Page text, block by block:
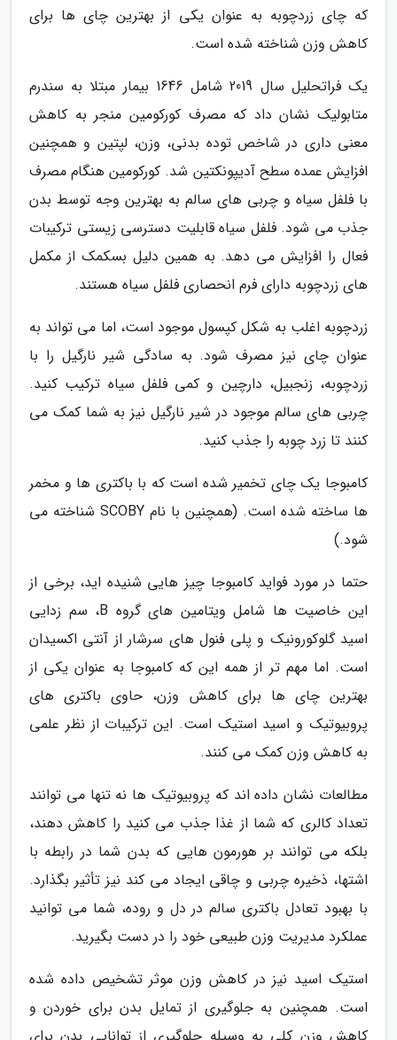
که چای زردچوبه به عنوان یکی از بهترین چای ها برای
کاهش وزن شناخته شده است.
یک فراتحلیل سال 2019 شامل 1646 بیمار مبتلا به سندرم
متابولیک نشان داد که مصرف کورکومین منجر به کاهش
معنی داری در شاخص توده بدنی، وزن، لپتین و همچنین
افزایش عمده سطح آدیپونکتین شد. کورکومین هنگام مصرف
با فلفل سیاه و چربی های سالم به بهترین وجه توسط بدن
جذب می شود. فلفل سیاه قابلیت دسترسی زیستی ترکیبات
فعال را افزایش می دهد. به همین دلیل بسکمک از مکمل
های زردچوبه دارای فرم انحصاری فلفل سیاه هستند.
زردچوبه اغلب به شکل کپسول موجود است، اما می تواند به
عنوان چای نیز مصرف شود. به سادگی شیر نارگیل را با
زردچوبه، زنجبیل، دارچین و کمی فلفل سیاه ترکیب کنید.
چربی های سالم موجود در شیر نارگیل نیز به شما کمک می
کنند تا زرد چوبه را جذب کنید.
کامبوجا یک چای تخمیر شده است که با باکتری ها و مخمر
ها ساخته شده است. (همچنین با نام SCOBY شناخته می
شود.)
حتما در مورد فواید کامبوجا چیز هایی شنیده اید، برخی از
این خاصیت ها شامل ویتامین های گروه B، سم زدایی
اسید گلوکورونیک و پلی فنول های سرشار از آنتی اکسیدان
است. اما مهم تر از همه این که کامبوجا به عنوان یکی از
بهترین چای ها برای کاهش وزن، حاوی باکتری های
پروبیوتیک و اسید استیک است. این ترکیبات از نظر علمی
به کاهش وزن کمک می کنند.
مطالعات نشان داده اند که پروبیوتیک ها نه تنها می توانند
تعداد کالری که شما از غذا جذب می کنید را کاهش دهند،
بلکه می توانند بر هورمون هایی که بدن شما در رابطه با
اشتها، ذخیره چربی و چاقی ایجاد می کند نیز تأثیر بگذارد.
با بهبود تعادل باکتری سالم در دل و روده، شما می توانید
عملکرد مدیریت وزن طبیعی خود را در دست بگیرید.
استیک اسید نیز در کاهش وزن موثر تشخیص داده شده
است. همچنین به جلوگیری از تمایل بدن برای خوردن و